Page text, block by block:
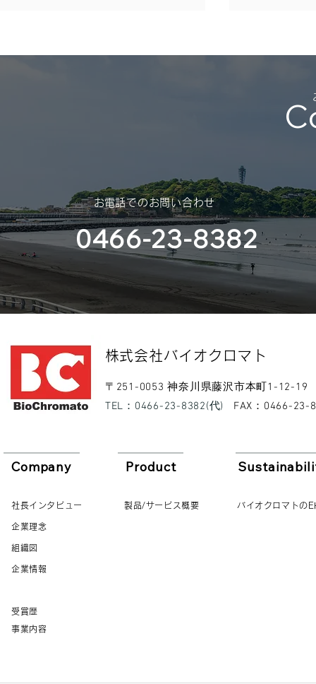
（神奈川大
部様）
​お電話でのお問い合わせ
0466-23-8382
​株式会社バイオクロマト​
​〒251-0053 神奈川県藤沢市本町1-12-19
​TEL：0466-23-8382(代)
​FAX：0466-23-
Company
社長インタビュー
企業理念
組織図
企業情報
受賞歴
Product
製品/サービス概要
事業内容
バイオクロマトの